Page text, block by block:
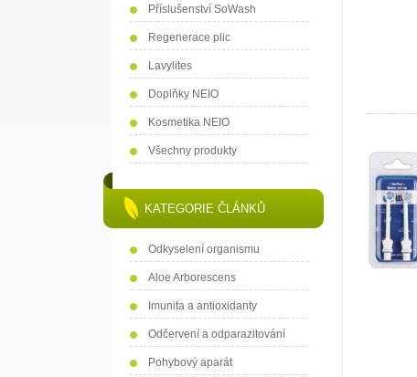
Příslušenství SoWash
Regenerace plic
Lavylites
Doplňky NEIO
Kosmetika NEIO
Všechny produkty
KATEGORIE ČLÁNKŮ
Odkyselení organismu
Aloe Arborescens
Imunita a antioxidanty
Odčervení a odparazitování
Pohybový aparát